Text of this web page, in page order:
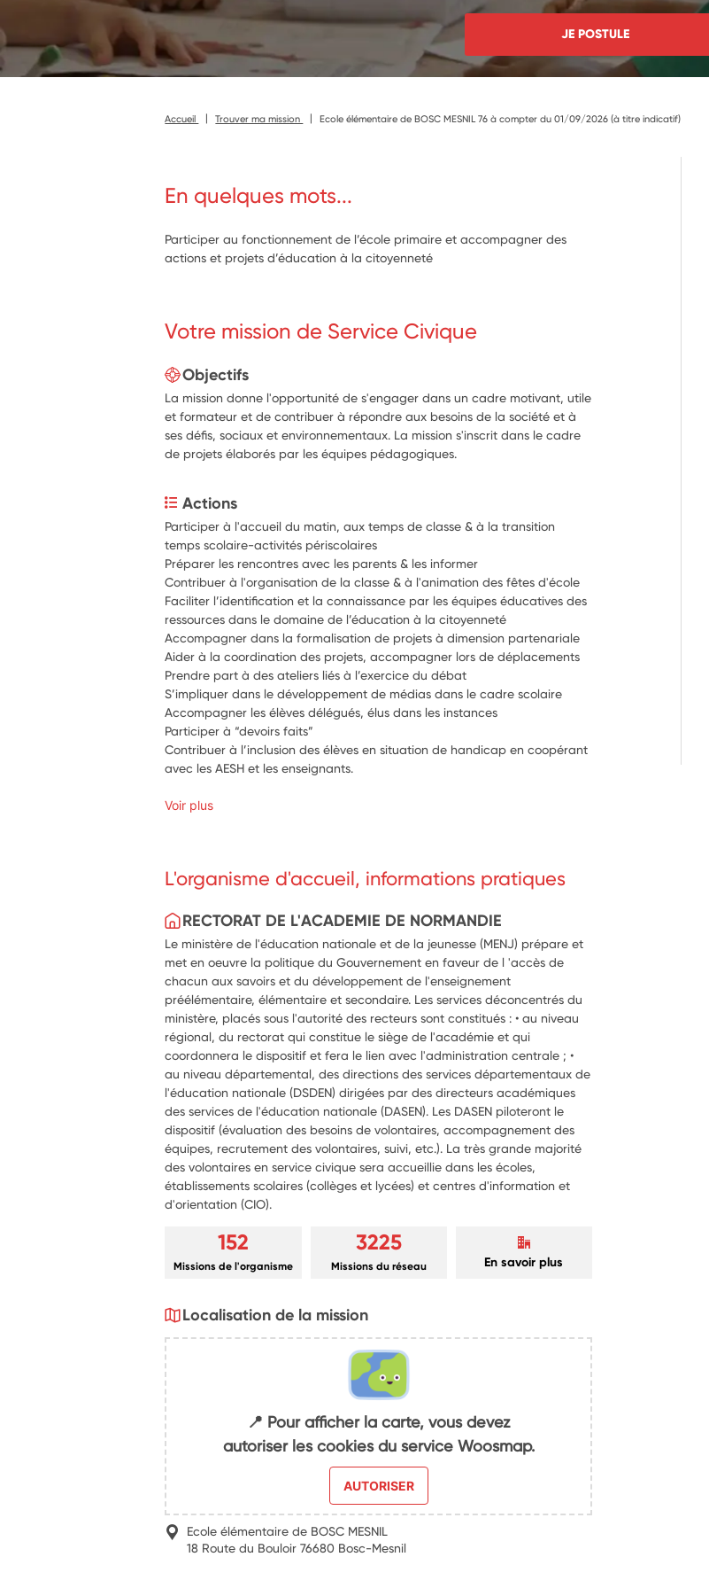
JE POSTULE
Accueil Trouver ma mission Ecole élémentaire de BOSC MESNIL 76 à compter du 01/09/2026 (à titre indicatif)
En quelques mots...
Participer au fonctionnement de l’école primaire et accompagner des
actions et projets d’éducation à la citoyenneté
Votre mission de Service Civique
Objectifs
La mission donne l'opportunité de s'engager dans un cadre motivant, utile
et formateur et de contribuer à répondre aux besoins de la société et à
ses défis, sociaux et environnementaux. La mission s'inscrit dans le cadre
de projets élaborés par les équipes pédagogiques.
Actions
Participer à l'accueil du matin, aux temps de classe & à la transition
temps scolaire-activités périscolaires
Contribuer à l'organisation de la classe & à l'animation des fêtes d'école
Faciliter l’identification et la connaissance par les équipes éducatives des
ressources dans le domaine de l’éducation à la citoyenneté
Accompagner dans la formalisation de projets à dimension partenariale
Aider à la coordination des projets, accompagner lors de déplacements
Prendre part à des ateliers liés à l’exercice du débat
S’impliquer dans le développement de médias dans le cadre scolaire
Accompagner les élèves délégués, élus dans les instances
Participer à “devoirs faits”
Contribuer à l’inclusion des élèves en situation de handicap en coopérant
avec les AESH et les enseignants.
Voir plus
L'organisme d'accueil, informations pratiques
RECTORAT DE L'ACADEMIE DE NORMANDIE
Le ministère de l'éducation nationale et de la jeunesse (MENJ) prépare et
met en oeuvre la politique du Gouvernement en faveur de l 'accès de
chacun aux savoirs et du développement de l'enseignement
préélémentaire, élémentaire et secondaire. Les services déconcentrés du
ministère, placés sous l'autorité des recteurs sont constitués : • au niveau
régional, du rectorat qui constitue le siège de l'académie et qui
coordonnera le dispositif et fera le lien avec l'administration centrale ; •
au niveau départemental, des directions des services départementaux de
l'éducation nationale (DSDEN) dirigées par des directeurs académiques
des services de l'éducation nationale (DASEN). Les DASEN piloteront le
dispositif (évaluation des besoins de volontaires, accompagnement des
équipes, recrutement des volontaires, suivi, etc.). La très grande majorité
des volontaires en service civique sera accueillie dans les écoles,
établissements scolaires (collèges et lycées) et centres d'information et
d'orientation (CIO).
152
Missions de l'organisme
3225
Missions du réseau En savoir plus
Localisation de la mission
📍 Pour afficher la carte, vous devez
autoriser les cookies du service Woosmap.
AUTORISER
Ecole élémentaire de BOSC MESNIL
18 Route du Bouloir 76680 Bosc-Mesnil